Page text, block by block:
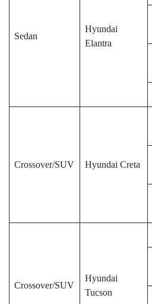
Sedan
Hyundai
Elantra
Crossover/SUV Hyundai Creta
Crossover/SUV
Hyundai
Tucson